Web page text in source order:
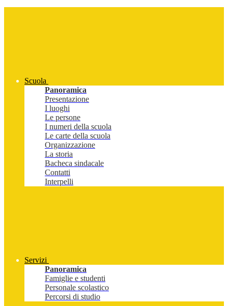
Scuola
Panoramica
Presentazione
I luoghi
Le persone
I numeri della scuola
Le carte della scuola
Organizzazione
La storia
Bacheca sindacale
Contatti
Interpelli
Servizi
Panoramica
Famiglie e studenti
Personale scolastico
Percorsi di studio